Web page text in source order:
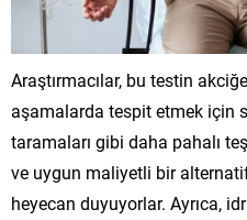
Araştırmacılar, bu testin
aşamalarda tespit etmek için
taramaları gibi daha pahalı
ve uygun maliyetli bir
heyecan duyuyorlar. Ayrıca,